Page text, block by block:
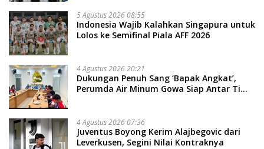
5 Agustus 2026 08:55
Indonesia Wajib Kalahkan Singapura untuk
Lolos ke Semifinal Piala AFF 2026
4 Agustus 2026 20:21
Dukungan Penuh Sang ‘Bapak Angkat’,
Perumda Air Minum Gowa Siap Antar Tim
4 Agustus 2026 07:36
Juventus Boyong Kerim Alajbegovic dari
Leverkusen, Segini Nilai Kontraknya